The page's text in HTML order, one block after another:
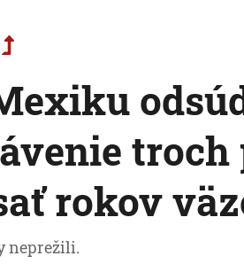
troch
rokov
neprežili.